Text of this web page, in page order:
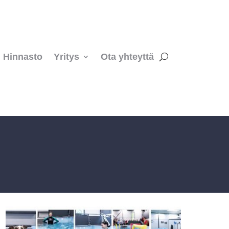
Hinnasto Yritys Ota yhteyttä